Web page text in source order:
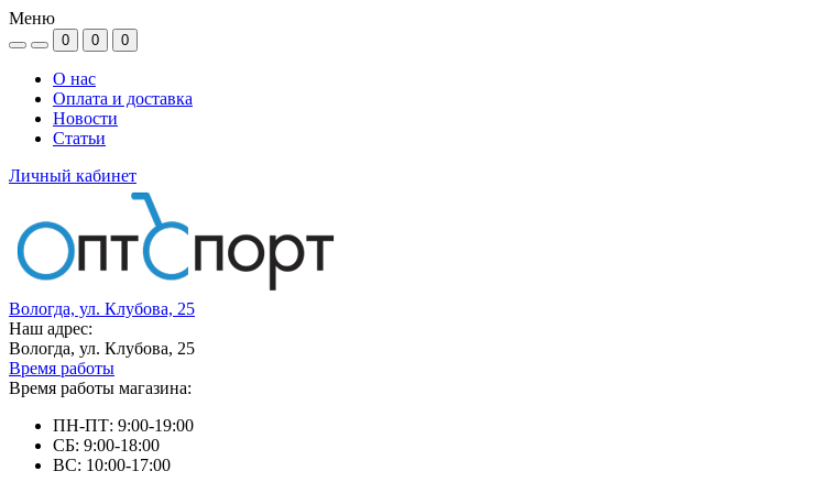
Меню
0 0 0
О нас
Оплата и доставка
Новости
Статьи
Личный кабинет
Вологда, ул. Клубова, 25
Наш адрес:
Вологда, ул. Клубова, 25
Время работы
Время работы магазина:
ПН-ПТ: 9:00-19:00
СБ: 9:00-18:00
ВС: 10:00-17:00